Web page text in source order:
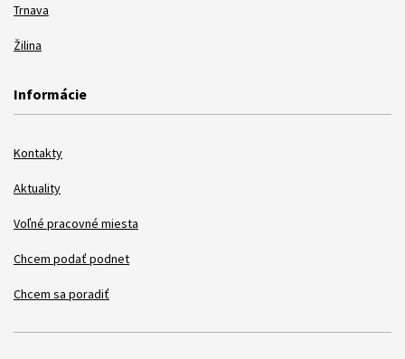
Trnava
Žilina
Informácie
Kontakty
Aktuality
Voľné pracovné miesta
Chcem podať podnet
Chcem sa poradiť